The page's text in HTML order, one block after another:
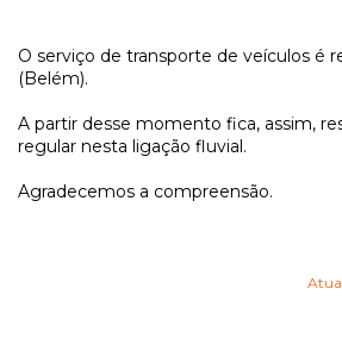
O serviço de transporte de veículos é
(Belém).
A partir desse momento fica, assim,
regular nesta ligação fluvial.
Agradecemos a compreensão.